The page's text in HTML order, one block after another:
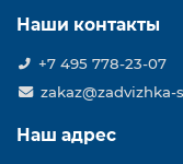
Наши контакты
+7 495 778-23-07
Наш адрес